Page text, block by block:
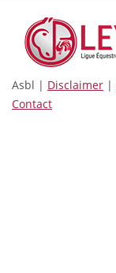
Asbl | Disclaimer |
Contact